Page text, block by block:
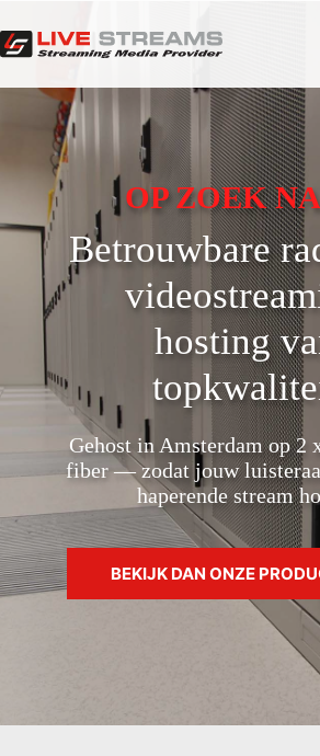
naar
de
OP ZOEK
Betrouwbare
hosting
Gehost in Amsterdam op 2
fiber — zodat jouw
haperende stream
BEKIJK DAN ONZE